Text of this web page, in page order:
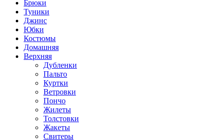
Брюки
Туники
Джинс
Юбки
Костюмы
Домашняя
Верхняя
Дубленки
Пальто
Куртки
Ветровки
Пончо
Жилеты
Толстовки
Жакеты
Свитеры